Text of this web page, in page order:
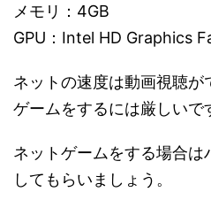
メモリ：4GB
GPU：Intel HD Graphics
ネットの速度は動画視聴が
ゲームをするには厳しいで
ネットゲームをする場合は
してもらいましょう。